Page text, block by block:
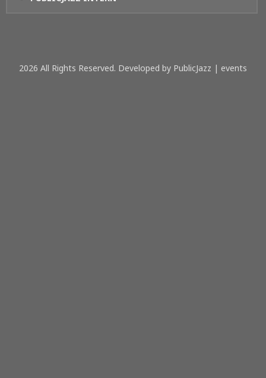
2026 All Rights Reserved. Developed by PublicJazz | events